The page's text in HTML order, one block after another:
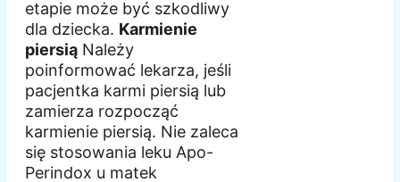
etapie może być szkodliwy
dla dziecka. Karmienie
piersią Należy
poinformować lekarza, jeśli
pacjentka karmi piersią lub
zamierza rozpocząć
karmienie piersią. Nie zaleca
się stosowania leku Apo-
Perindox u matek